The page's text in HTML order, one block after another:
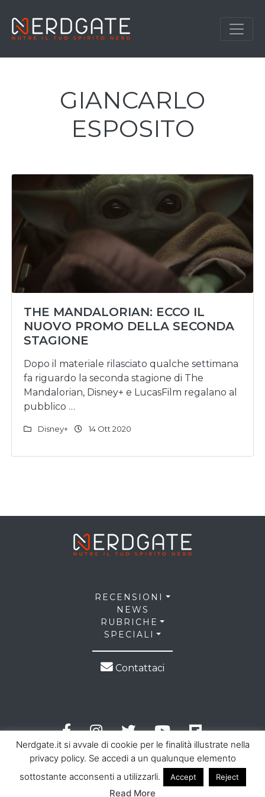
GIANCARLO
ESPOSITO
THE MANDALORIAN: ECCO IL
NUOVO PROMO DELLA SECONDA
STAGIONE
Dopo il materiale rilasciato qualche settimana
fa riguardo la seconda stagione di The
Mandalorian, Disney+ e LucasFilm regalano al
pubblico …
Disney+ 14 Ott 2020
RECENSIONI
NEWS
RUBRICHE
SPECIALI
Contattaci
© 2026 NerdGate all right reserved |Privacy Policy
Nerdgate.it si avvale di cookie per le finalità illustrate nella
privacy policy. Se accedi a un qualunque elemento
sottostante acconsenti a utilizzarli.
Accept Reject
Read More